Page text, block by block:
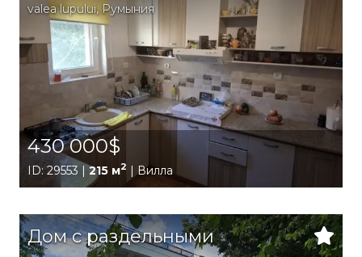
valea lupului, Румыния
430 000$
ID: 29553 | 215 м2 | Вилла
Дом с раздельными